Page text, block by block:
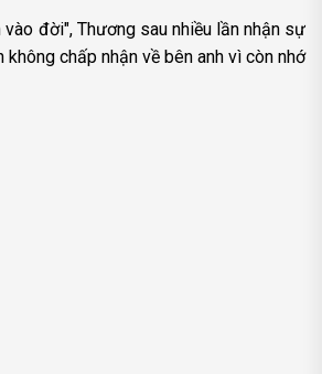
đời", Thương sau nhiều lần nhận sự
chấp nhận về bên anh vì còn nhớ